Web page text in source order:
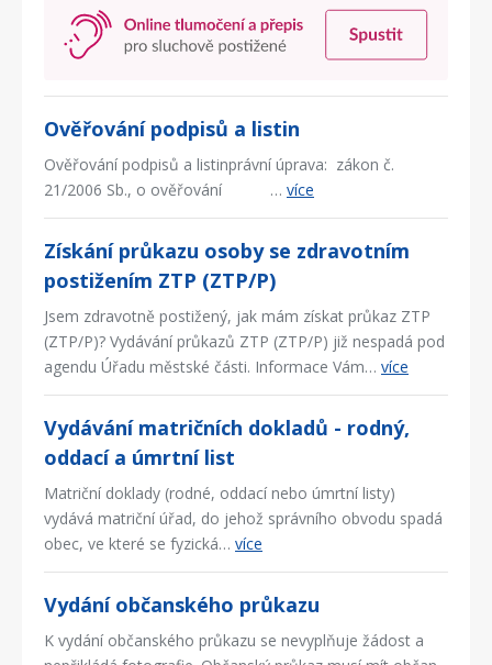
Ověřování podpisů a listin
Ověřování podpisů a listinprávní úprava: zákon č.
21/2006 Sb., o ověřování … více
Získání průkazu osoby se zdravotním
postižením ZTP (ZTP/P)
Jsem zdravotně postižený, jak mám získat průkaz ZTP
(ZTP/P)? Vydávání průkazů ZTP (ZTP/P) již nespadá pod
agendu Úřadu městské části. Informace Vám… více
Vydávání matričních dokladů - rodný,
oddací a úmrtní list
Matriční doklady (rodné, oddací nebo úmrtní listy)
vydává matriční úřad, do jehož správního obvodu spadá
obec, ve které se fyzická… více
Vydání občanského průkazu
K vydání občanského průkazu se nevyplňuje žádost a